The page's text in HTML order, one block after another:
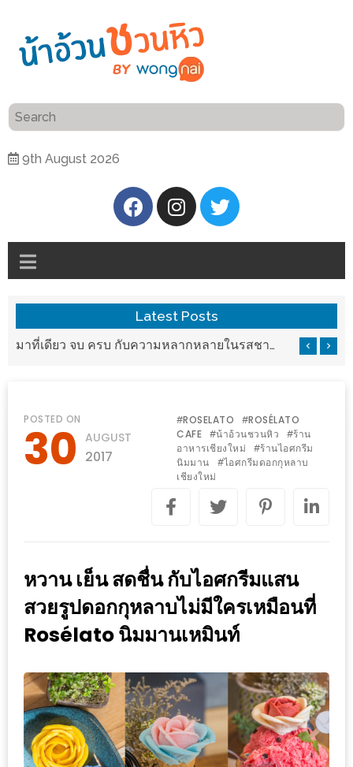
9th August 2026
แนะนำ
อ้วน
ความ
เป็น
ศิริ
ปัน
นาฯ
เชียงใหม่
เล่น
กัน
ก็ได้
…
งาน
เดียว
ครบ
ครั้ง
ช้อป
ชิ
ลล์
Latest Posts
มาที่เดียว จบ ครบ กับความหลากหลายในรสชาติที่นำมาจากทั่วเมืองจีนที่ HAN The Chinese Cuisine
POSTED ON
30 AUGUST
2017
#ROSELATO #ROSÉLATO
CAFE
#น้าอ้วนชวนหิว #ร้าน
อาหารเชียงใหม่
#ร้านไอศกรีม
นิมมาน
#ไอศกรีมดอกกุหลาบ
เชียงใหม่
หวาน เย็น สดชื่น กับไอศกรีมแสน
สวยรูปดอกกุหลาบไม่มีใครเหมือนที่
Rosélato นิมมานเหมินท์